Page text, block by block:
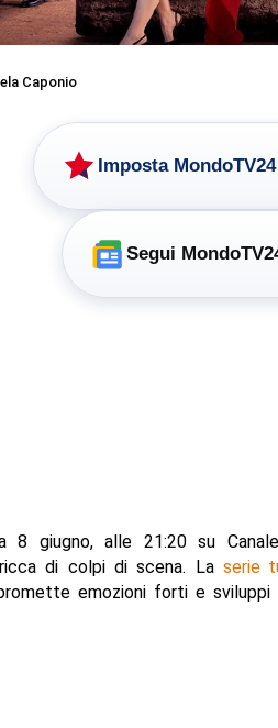
Caponio
Imposta
Segui
8 giugno, alle 21:20 su
di colpi di scena. Laserie
emozioni forti e sviluppi